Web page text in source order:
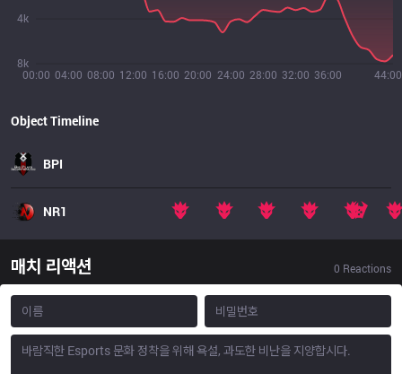
00:00 04:00 08:00 12:00 16:00 20:00 24:00 28:00 32:00 36:00 44:00
8k
4k
Object Timeline
BPI
NR1
매치 리액션 0 Reactions